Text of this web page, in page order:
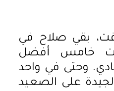
بقي صلاح في
خامس أفضل
وحتى في واحد
على الصعيد